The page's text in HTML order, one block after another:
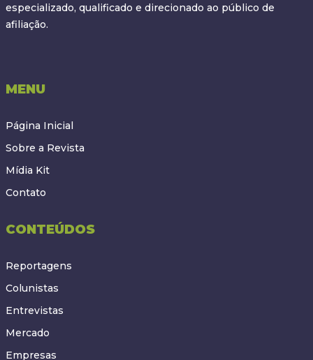
especializado, qualificado e direcionado ao público de
afiliação.
MENU
Página Inicial
Sobre a Revista
Mídia Kit
Contato
CONTEÚDOS
Reportagens
Colunistas
Entrevistas
Mercado
Empresas